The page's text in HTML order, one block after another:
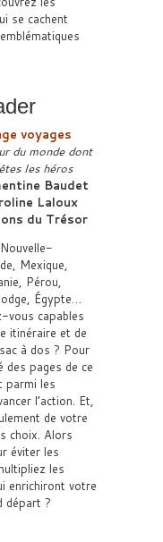
se cachent
voyages
du monde dont
les héros
Baudet
Laloux
du Trésor
Mexique,
Pérou,
Égypte…
vous capables
itinéraire et de
à dos ? Pour
des pages de ce
parmi les
l’action. Et,
de votre
choix. Alors
éviter les
les
enrichiront votre
départ ?